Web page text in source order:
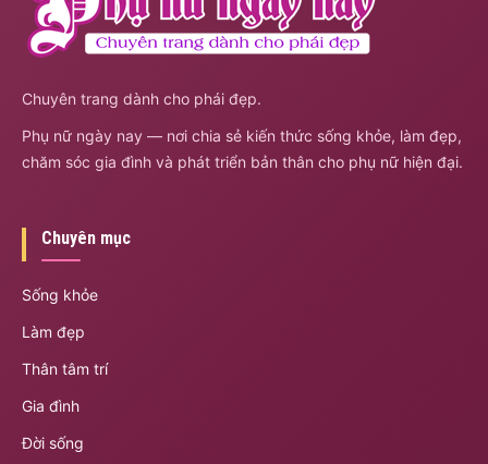
Chuyên trang dành cho phái đẹp.
Phụ nữ ngày nay — nơi chia sẻ kiến thức sống khỏe, làm đẹp,
chăm sóc gia đình và phát triển bản thân cho phụ nữ hiện đại.
Chuyên mục
Sống khỏe
Làm đẹp
Thân tâm trí
Gia đình
Đời sống